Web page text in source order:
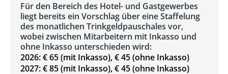
Für den Bereich des Hotel- und Gastgewerbes
liegt bereits ein Vorschlag über eine Staffelung
des monatlichen Trinkgeldpauschales vor,
wobei zwischen Mitarbeitern mit Inkasso und
ohne Inkasso unterschieden wird:
2026: € 65 (mit Inkasso), € 45 (ohne Inkasso)
2027: € 85 (mit Inkasso), € 45 (ohne Inkasso)